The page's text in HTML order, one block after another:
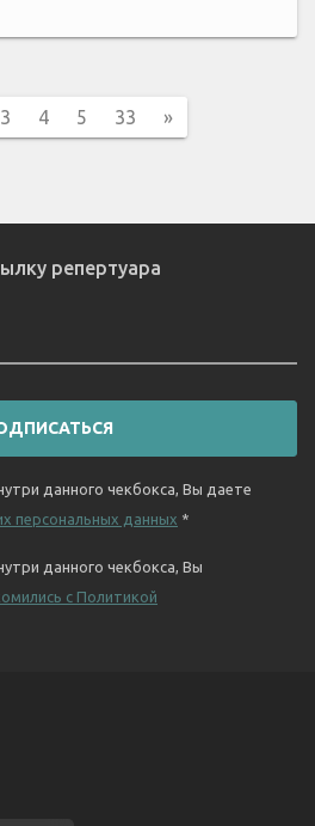
3 4 5 33 »
репертуара
данного чекбокса, Вы даете
персональных данных *
данного чекбокса, Вы
с Политикой